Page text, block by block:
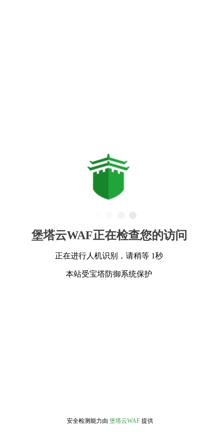
堡塔云WAF正在检查您的访问
正在进行人机识别，请稍等 1秒
本站受宝塔防御系统保护
安全检测能力由 堡塔云WAF 提供